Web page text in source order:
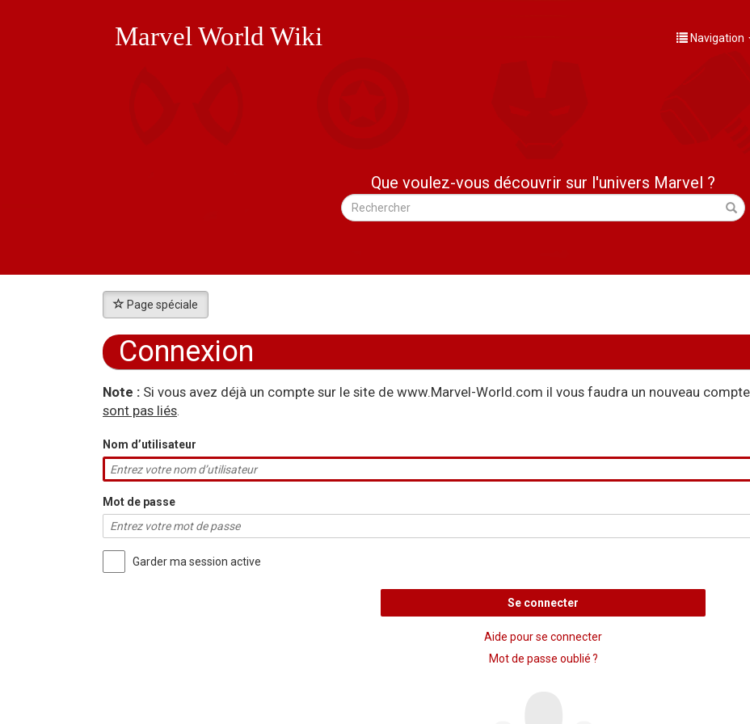
Marvel World Wiki Navigation
Que voulez-vous découvrir sur l'univers Marvel ?
Page spéciale
Connexion
Note : Si vous avez déjà un compte sur le site de www.Marvel-World.com il vous faudra un nouveau
sont pas liés.
Nom d’utilisateur
Mot de passe
Garder ma session active
Se connecter
Aide pour se connecter
Mot de passe oublié ?